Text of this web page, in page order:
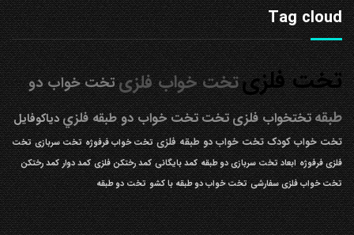
Tag cloud
تخت فلزیتخت خواب فلزیتخت خواب دو
طبقه تختخواب فلزیتختتخت خواب دو طبقه فلزيدیاکوفایل
تخت خواب کودک تخت خواب دو طبقه فلزی تخت خواب فرفوژه تخت سربازی تخت
فلزی فرفوژه ابعاد تخت سربازی دو طبقه کمد بایگانی کمد رختکن فلزی کمد دوار کمد رختکن
تخت خواب فلزی سفارشی تخت خواب دو طبقه با کشو تخت دو طبقه